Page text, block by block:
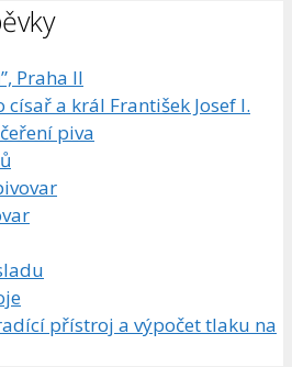
Praha II
císař a král František Josef I.
piva
přístroj a výpočet tlaku na